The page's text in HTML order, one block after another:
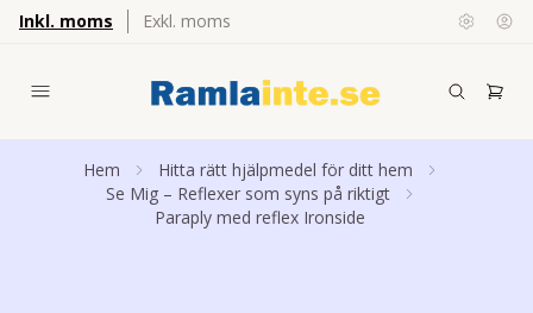
Inkl. moms Exkl. moms
Hem
Hitta rätt hjälpmedel för ditt hem
Se Mig – Reflexer som syns på riktigt
Paraply med reflex Ironside